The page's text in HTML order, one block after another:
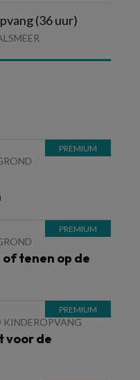
(36 uur)
tenen op de
KINDEROPVANG
voor de